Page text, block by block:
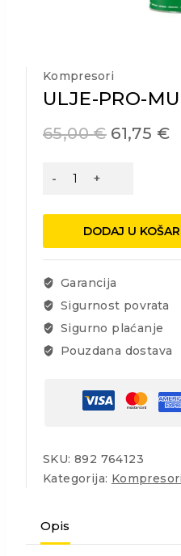
Kompresori
ULJE-PRO-
65,00€ 61,75 €
ULJE-
DODAJ U
Garancija
Sigurnost povrata
Sigurno plaćanje
Pouzdana dostava
SKU: 892 764123
Kategorija: Kompresori
Opis